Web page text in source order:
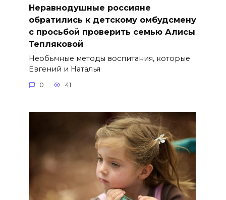
Неравнодушные россияне
обратились к детскому омбудсмену
с просьбой проверить семью Алисы
Тепляковой
Необычные методы воспитания, которые
Евгений и Наталья
0 41